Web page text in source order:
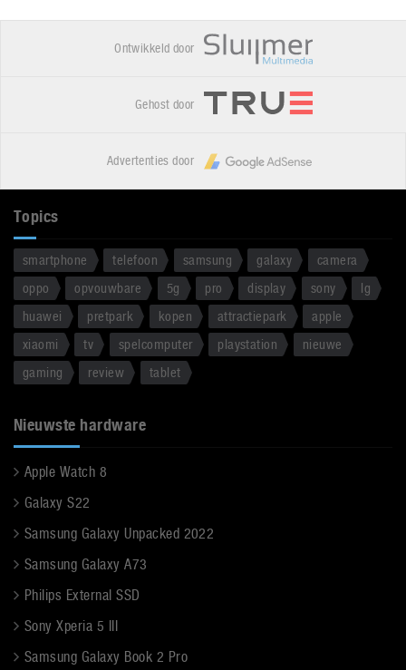
Ontwikkeld door
Gehost door
Advertenties door
Topics
smartphone telefoon samsung galaxy
camera
oppo
opvouwbare 5g pro display sony
lg
huawei
pretpark kopen attractiepark
apple
xiaomi
tv spelcomputer playstation
nieuwe
gaming
review tablet
Nieuwste hardware
Apple Watch 8
Galaxy S22
Samsung Galaxy Unpacked 2022
Samsung Galaxy A73
Philips External SSD
Sony Xperia 5 III
Samsung Galaxy Book 2 Pro